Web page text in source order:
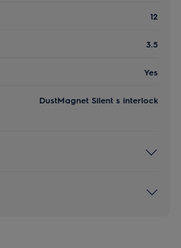
12
3.5
Yes
DustMagnet Silent s interlock